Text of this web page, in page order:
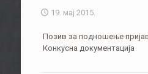
19. мај 2015.
Позив за подношење
Конкусна документација